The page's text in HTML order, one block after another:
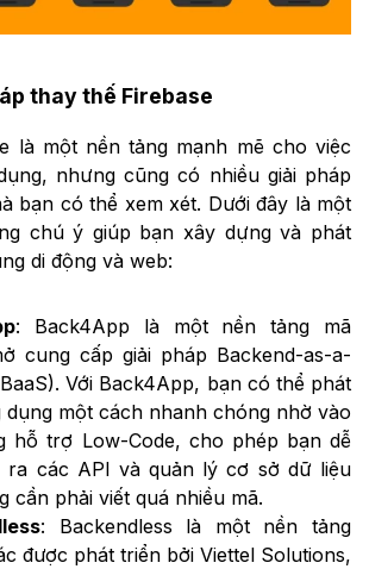
thay thế Firebase
là một nền tảng mạnh mẽ cho việc
nhưng cũng có nhiều giải pháp
bạn có thể xem xét. Dưới đây là một
chú ý giúp bạn xây dựng và phát
di động và web:
: Back4App là một nền tảng mã
cung cấp giải pháp Backend-as-a-
Với Back4App, bạn có thể phát
dụng một cách nhanh chóng nhờ vào
hỗ trợ Low-Code, cho phép bạn dễ
ra các API và quản lý cơ sở dữ liệu
cần phải viết quá nhiều mã.
: Backendless là một nền tảng
được phát triển bởi Viettel Solutions,